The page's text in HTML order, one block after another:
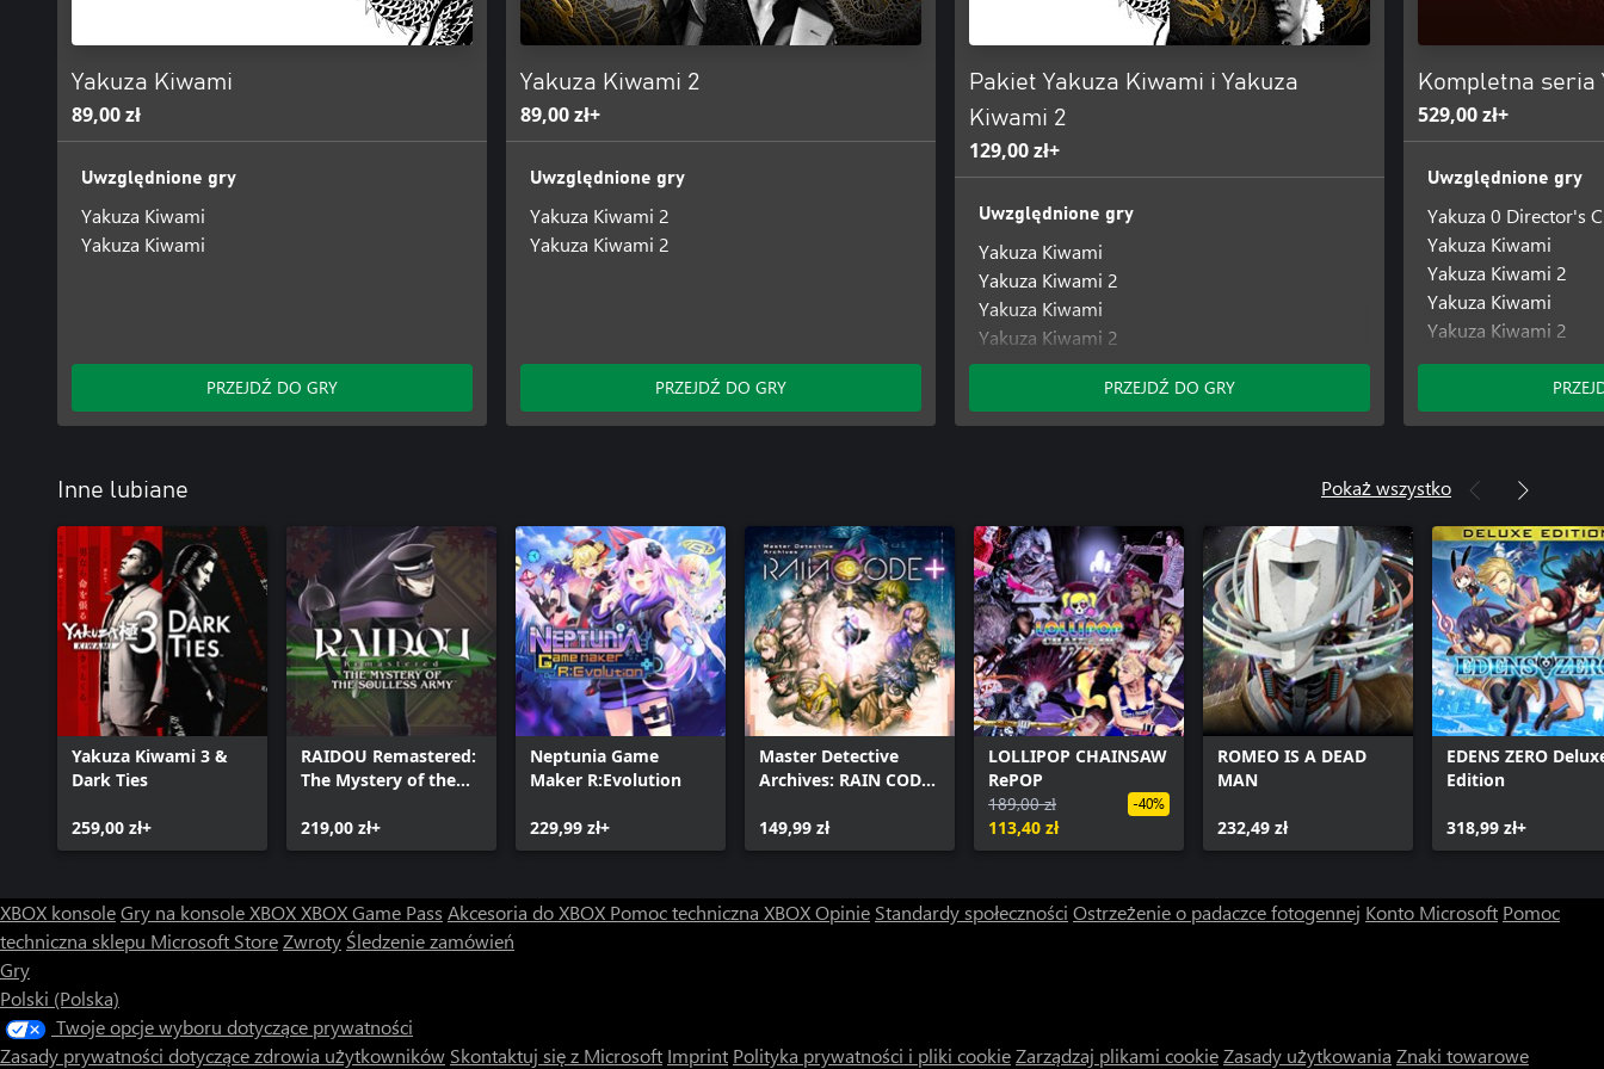
Yakuza Kiwami
89,00 zł
Uwzględnione gry
Yakuza Kiwami
Yakuza Kiwami
PRZEJDŹ DO GRY
Yakuza Kiwami 2
89,00 zł+
Uwzględnione gry
Yakuza Kiwami 2
Yakuza Kiwami 2
PRZEJDŹ DO GRY
Pakiet Yakuza Kiwami i Yakuza
Kiwami 2
129,00 zł+
Uwzględnione gry
Yakuza Kiwami
Yakuza Kiwami 2
Yakuza Kiwami
Yakuza Kiwami 2
PRZEJDŹ DO GRY
Kompletna seria
529,00 zł+
Uwzględnione gry
Yakuza 0 Director's
Yakuza Kiwami
Yakuza Kiwami 2
Yakuza Kiwami
Yakuza Kiwami 2
Yakuza 3 Remastered
Yakuza 4 Remastered
Yakuza 5 Remastered
Inne lubiane Pokaż wszystko
Yakuza Kiwami 3 &
Dark Ties
259,00 zł+
RAIDOU Remastered:
The Mystery of the
219,00 zł+
Neptunia Game
Maker R:Evolution
229,99 zł+
Master Detective
Archives: RAIN CODE
149,99 zł
LOLLIPOP CHAINSAW
RePOP
189,00 zł
113,40 zł
-40%
ROMEO IS A DEAD
MAN
232,49 zł
EDENS ZERO
Edition
318,99 zł+
XBOX konsoleGry na konsole XBOXXBOX Game Pass Akcesoria do XBOX Pomoc techniczna XBOXOpinie Standardy społeczności Ostrzeżenie o padaczce fotogennej Konto Microsoft Pomoc
techniczna sklepu Microsoft StoreZwroty Śledzenie zamówień
Gry
Polski (Polska)
Twoje opcje wyboru dotyczące prywatności
Zasady prywatności dotyczące zdrowia użytkowników Skontaktuj się z Microsoft Imprint Polityka prywatności i pliki cookieZarządzaj plikami cookieZasady użytkowania Znaki towarowe